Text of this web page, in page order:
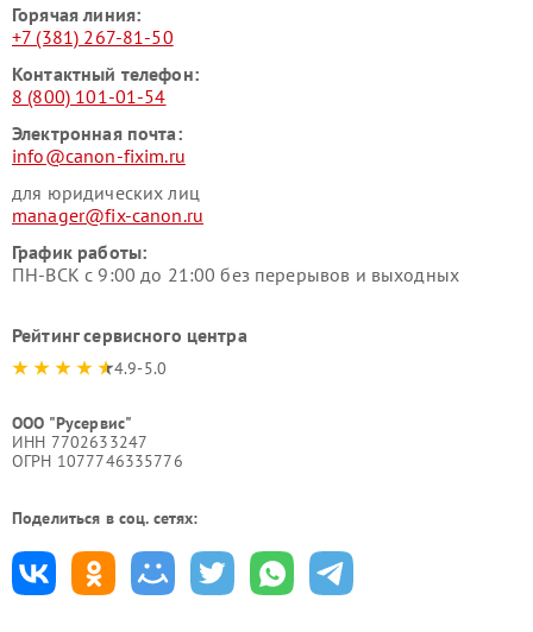
Горячая линия:
+7 (381) 267-81-50
Контактный телефон:
8 (800) 101-01-54
Электронная почта:
info@canon-fixim.ru
для юридических лиц
manager@fix-canon.ru
График работы:
ПН-ВСК с 9:00 до 21:00 без перерывов и выходных
Рейтинг сервисного центра
4.9-5.0
ООО "Русервис"
ИНН 7702633247
ОГРН 1077746335776
Поделиться в соц. сетях: